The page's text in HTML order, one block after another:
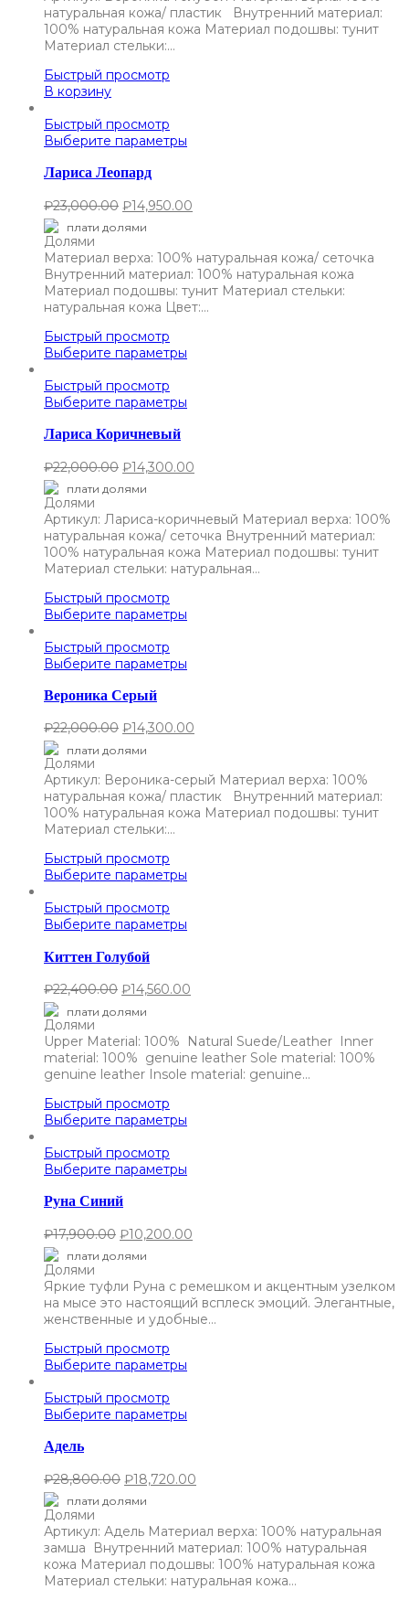
натуральная кожа/ пластик Внутренний материал:
100% натуральная кожа Материал подошвы: тунит
Материал стельки:…
Быстрый просмотр
В корзину
Быстрый просмотр
Выберите параметры
Лариса Леопард
₽23,000.00 ₽14,950.00
плати долями
Материал верха: 100% натуральная кожа/ сеточка
Внутренний материал: 100% натуральная кожа
Материал подошвы: тунит Материал стельки:
натуральная кожа Цвет:…
Быстрый просмотр
Выберите параметры
Быстрый просмотр
Выберите параметры
Лариса Коричневый
₽22,000.00 ₽14,300.00
плати долями
Артикул: Лариса-коричневый Материал верха: 100%
натуральная кожа/ сеточка Внутренний материал:
100% натуральная кожа Материал подошвы: тунит
Материал стельки: натуральная…
Быстрый просмотр
Выберите параметры
Быстрый просмотр
Выберите параметры
Вероника Серый
₽22,000.00 ₽14,300.00
плати долями
Артикул: Вероника-серый Материал верха: 100%
натуральная кожа/ пластик Внутренний материал:
100% натуральная кожа Материал подошвы: тунит
Материал стельки:…
Быстрый просмотр
Выберите параметры
Быстрый просмотр
Выберите параметры
Киттен Голубой
₽22,400.00 ₽14,560.00
плати долями
Upper Material: 100% Natural Suede/Leather Inner
material: 100% genuine leather Sole material: 100%
genuine leather Insole material: genuine…
Быстрый просмотр
Выберите параметры
Быстрый просмотр
Выберите параметры
Руна Синий
₽17,900.00 ₽10,200.00
плати долями
Яркие туфли Руна с ремешком и акцентным узелком
на мысе это настоящий всплеск эмоций. Элегантные,
женственные и удобные…
Быстрый просмотр
Выберите параметры
Быстрый просмотр
Выберите параметры
Адель
₽28,800.00 ₽18,720.00
плати долями
Артикул: Адель Материал верха: 100% натуральная
замша Внутренний материал: 100% натуральная
кожа Материал подошвы: 100% натуральная кожа
Материал стельки: натуральная кожа…